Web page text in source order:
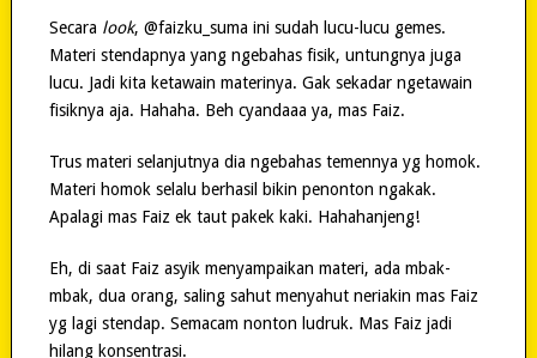
Secara look, @faizku_suma ini sudah lucu-lucu gemes.
Materi stendapnya yang ngebahas fisik, untungnya juga
lucu. Jadi kita ketawain materinya. Gak sekadar ngetawain
fisiknya aja. Hahaha. Beh cyandaaa ya, mas Faiz.
Trus materi selanjutnya dia ngebahas temennya yg homok.
Materi homok selalu berhasil bikin penonton ngakak.
Apalagi mas Faiz ek taut pakek kaki. Hahahanjeng!
Eh, di saat Faiz asyik menyampaikan materi, ada mbak-
mbak, dua orang, saling sahut menyahut neriakin mas Faiz
yg lagi stendap. Semacam nonton ludruk. Mas Faiz jadi
hilang konsentrasi.